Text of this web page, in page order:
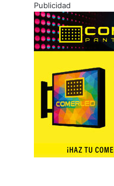
Publicidad